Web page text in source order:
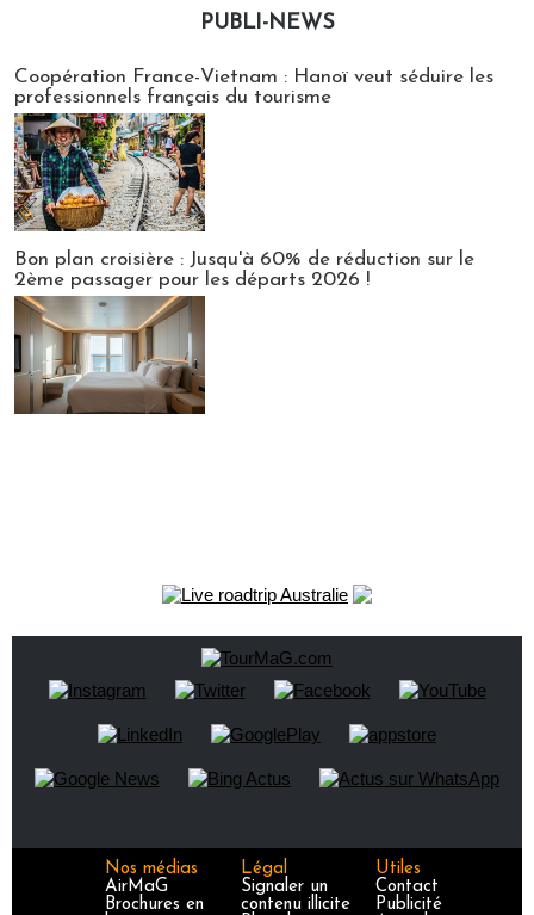
PUBLI-NEWS
Coopération France-Vietnam : Hanoï veut séduire les
professionnels français du tourisme
Bon plan croisière : Jusqu'à 60% de réduction sur le
2ème passager pour les départs 2026 !
Nos médias
AirMaG
Brochures en
Légal
Signaler un
contenu illicite
Utiles
Contact
Publicité